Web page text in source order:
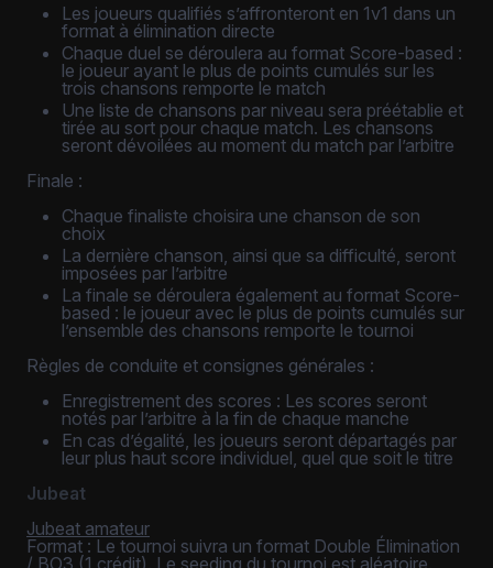
Les joueurs qualifiés s’affronteront en 1v1 dans un
format à élimination directe
Chaque duel se déroulera au format Score-based :
le joueur ayant le plus de points cumulés sur les
trois chansons remporte le match
Une liste de chansons par niveau sera préétablie et
tirée au sort pour chaque match. Les chansons
seront dévoilées au moment du match par l’arbitre
Finale :
Chaque finaliste choisira une chanson de son
choix
La dernière chanson, ainsi que sa difficulté, seront
imposées par l’arbitre
La finale se déroulera également au format Score-
based : le joueur avec le plus de points cumulés sur
l’ensemble des chansons remporte le tournoi
Règles de conduite et consignes générales :
Enregistrement des scores : Les scores seront
notés par l’arbitre à la fin de chaque manche
En cas d’égalité, les joueurs seront départagés par
leur plus haut score individuel, quel que soit le titre
Jubeat
Jubeat amateur
Format : Le tournoi suivra un format Double Élimination
/ BO3 (1 crédit). Le seeding du tournoi est aléatoire.